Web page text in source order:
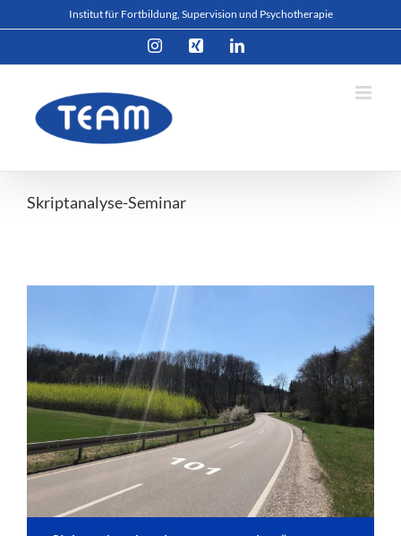
Inhalt
Institut für Fortbildung, Supervision und Psychotherapie
InstagramXing LinkedIn
Skriptanalyse-Seminar